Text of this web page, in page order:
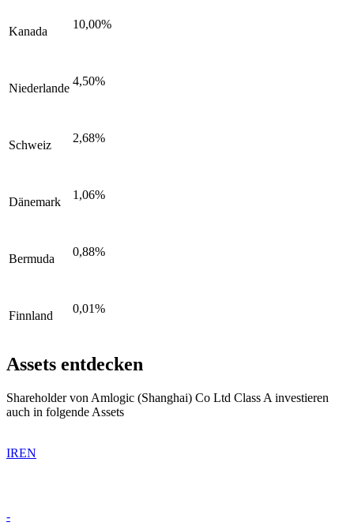
Kanada
10,00%
Niederlande
4,50%
Schweiz
2,68%
Dänemark
1,06%
Bermuda
0,88%
Finnland
0,01%
Assets entdecken
Shareholder von Amlogic (Shanghai) Co Ltd Class A investieren
auch in folgende Assets
IREN
-